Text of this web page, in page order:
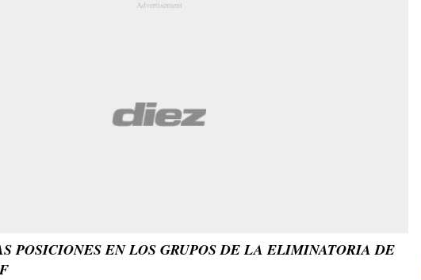
POSICIONES EN LOS GRUPOS DE LA ELIMINATORIA DE